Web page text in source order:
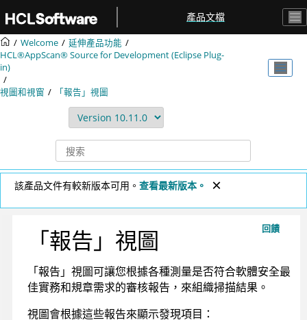
產品文檔
Welcome
延伸產品功能
HCL®AppScan® Source for Development (Eclipse Plug-
in)
視圖和視窗 「報告」視圖
該產品文件有較新版本可用。 查看最新版本。
回饋
「報告」視圖
「報告」視圖可讓您根據各種測量是否符合軟體安全最
佳實務和規章需求的審核報告，來組織掃描結果。
視圖會根據這些報告來顯示發現項目：